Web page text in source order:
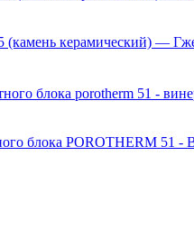
керамический) —
блока POROTHERM 51 -